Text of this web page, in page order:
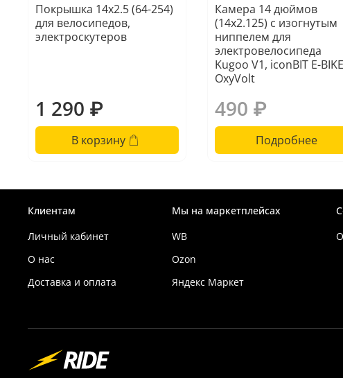
Покрышка 14x2.5 (64-254)
для велосипедов,
электроскутеров
1 290 ₽
В корзину
Камера 14 дюймов
(14x2.125) с изогнутым
ниппелем для
электровелосипеда
Kugoo V1, iconBIT E-
OxyVolt
490 ₽
Подробнее
Клиентам
Личный кабинет
О нас
Доставка и оплата
Мы на маркетплейсах
WB
Ozon
Яндекс Маркет